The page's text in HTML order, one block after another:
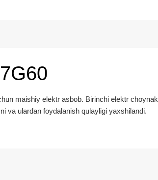
maishiy elektr asbob. Birinchi elektr choynak
va ulardan foydalanish qulayligi yaxshilandi.